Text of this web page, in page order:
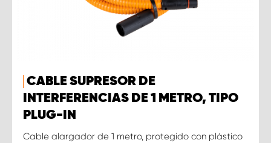
CABLE SUPRESOR DE
INTERFERENCIAS DE 1 METRO, TIPO
PLUG-IN
Cable alargador de 1 metro, protegido con plástico